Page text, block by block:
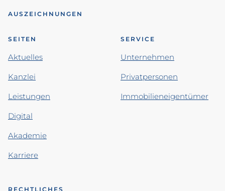
AUSZEICHNUNGEN
SEITEN
Aktuelles
Kanzlei
Leistungen
Digital
Akademie
Karriere
SERVICE
Unternehmen
Privatpersonen
Immobilieneigentümer
RECHTLICHES